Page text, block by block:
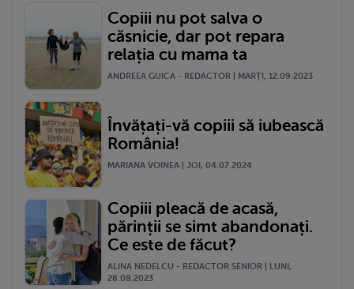
Copiii nu pot salva o
căsnicie, dar pot repara
relația cu mama ta
ANDREEA GUICA - REDACTOR | MARŢI, 12.09.2023
Învățați-vă copiii să iubească
România!
MARIANA VOINEA | JOI, 04.07.2024
Copiii pleacă de acasă,
părinții se simt abandonați.
Ce este de făcut?
ALINA NEDELCU - REDACTOR SENIOR | LUNI,
28.08.2023